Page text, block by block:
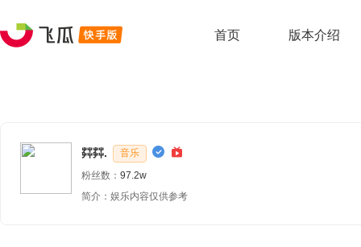
首页 版本介绍
茻茻.
音乐
粉丝数： 97.2w
简介：娱乐内容仅供参考